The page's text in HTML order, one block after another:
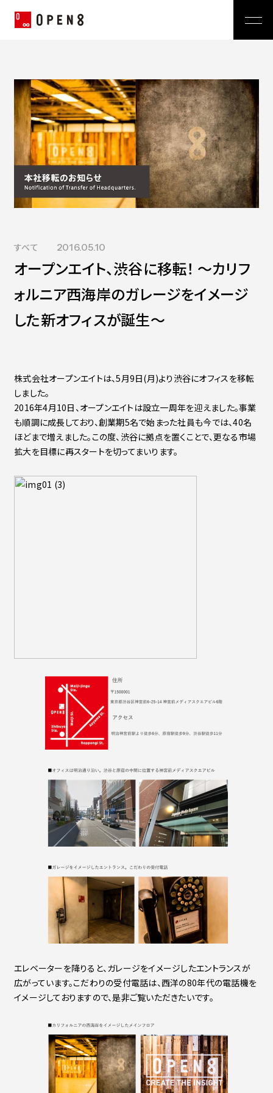
代表メッセージ
ミッション
経営メンバー
会社概要
沿革
News
プレスリリース
おしらせ
広報 BLOG
TECH BLOG
Service
Video BRAIN
Open BRAIN
Insight BRAIN
Technology
価値観
OPEN8のバリュー
社員インタビュー
福利厚生
募集職種
Sustainability
Contact
すべて 2016.05.10
オープンエイト、渋谷に移転！ ～カリフ
ォルニア西海岸のガレージをイメージ
した新オフィスが誕生～
株式会社オープンエイトは、5月9日(月)より渋谷にオフィスを移転
しました。
2016年4月10日、オープンエイトは設立一周年を迎えました。事業
も順調に成長しており、創業期5名で始まった社員も今では、40名
ほどまで増えました。この度、渋谷に拠点を置くことで、更なる市場
拡大を目標に再スタートを切ってまいります。
エレベーターを降りると、ガレージをイメージしたエントランスが
広がっています。こだわりの受付電話は、西洋の80年代の電話機を
イメージしておりますので、是非ご覧いただきたいです。